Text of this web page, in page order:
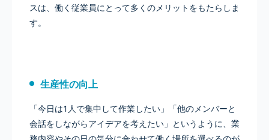
スは、働く従業員にとって多くのメリットをもたらしま
す。
生産性の向上
「今日は1人で集中して作業したい」「他のメンバーと
会話をしながらアイデアを考えたい」というように、業